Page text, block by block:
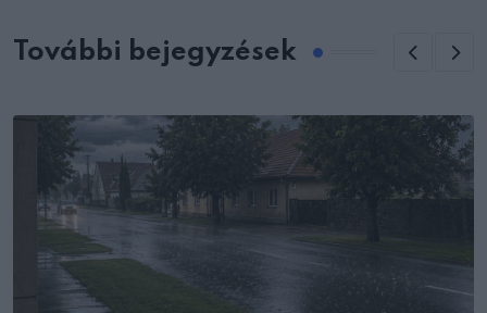
További bejegyzések